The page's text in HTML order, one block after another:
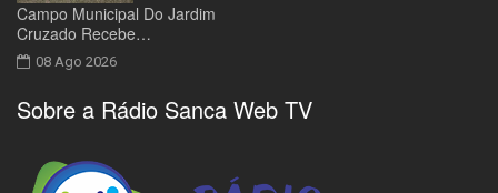
Campo Municipal Do Jardim
Cruzado Recebe…
08 Ago 2026
Sobre a Rádio Sanca Web TV